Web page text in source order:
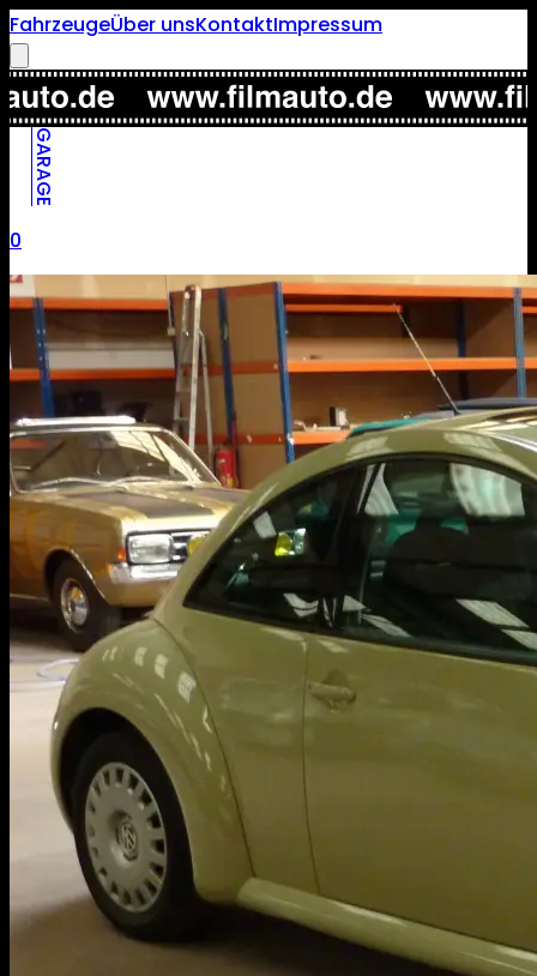
FahrzeugeÜber unsKontaktImpressum
GARAGE
0